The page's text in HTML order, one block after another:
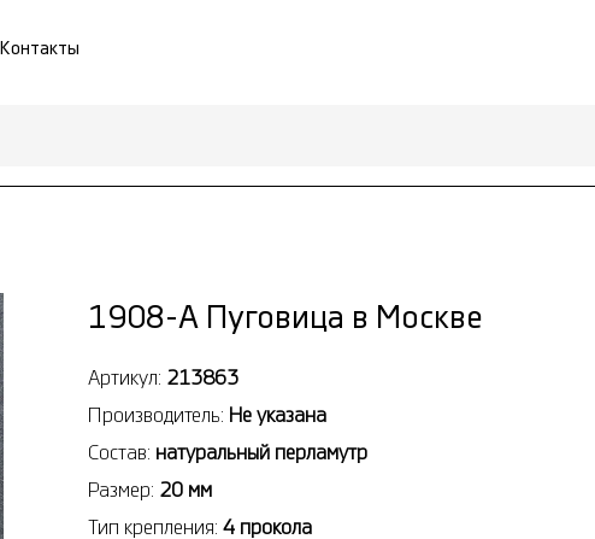
Контакты
1908-А Пуговица в Москве
Артикул: 213863
Производитель: Не указана
Состав: натуральный перламутр
Размер: 20 мм
Тип крепления: 4 прокола